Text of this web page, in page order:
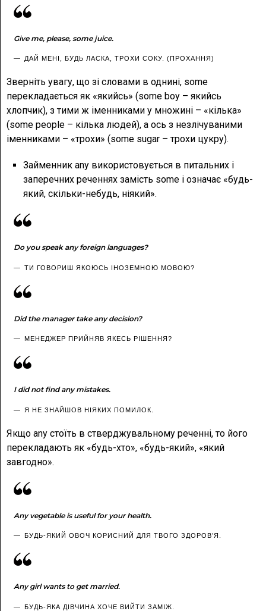
Give me, please, some juice.
ДАЙ МЕНІ, БУДЬ ЛАСКА, ТРОХИ СОКУ. (ПРОХАННЯ)
Зверніть увагу, що зі словами в однині, some
перекладається як «якийсь» (some boy – якийсь
хлопчик), з тими ж іменниками у множині – «кілька»
(some people – кілька людей), а ось з незлічуваними
іменниками – «трохи» (some sugar – трохи цукру).
Займенник any використовується в питальних і
заперечних реченнях замість some і означає «будь-
який, скільки-небудь, ніякий».
Do you speak any foreign languages?
ТИ ГОВОРИШ ЯКОЮСЬ ІНОЗЕМНОЮ МОВОЮ?
Did the manager take any decision?
МЕНЕДЖЕР ПРИЙНЯВ ЯКЕСЬ РІШЕННЯ?
I did not find any mistakes.
Я НЕ ЗНАЙШОВ НІЯКИХ ПОМИЛОК.
Якщо any стоїть в стверджувальному реченні, то його
перекладають як «будь-хто», «будь-який», «який
завгодно».
Any vegetable is useful for your health.
БУДЬ-ЯКИЙ ОВОЧ КОРИСНИЙ ДЛЯ ТВОГО ЗДОРОВ’Я.
Any girl wants to get married.
БУДЬ-ЯКА ДІВЧИНА ХОЧЕ ВИЙТИ ЗАМІЖ.